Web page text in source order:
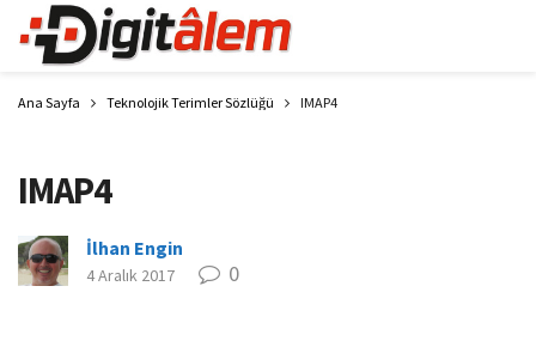
Ana Sayfa Teknolojik Terimler Sözlüğü IMAP4
IMAP4
İlhan Engin
4 Aralık 2017 0